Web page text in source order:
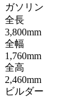
ガソリン
全長
3,800mm
全幅
1,760mm
全高
2,460mm
ビルダー